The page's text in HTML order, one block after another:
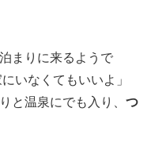
まりに来るようで
にいなくてもいいよ」
と温泉にでも入り、 つ